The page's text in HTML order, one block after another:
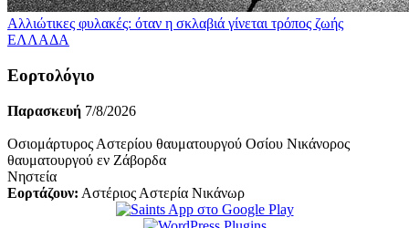
Αλλιώτικες φυλακές: όταν η σκλαβιά γίνεται τρόπος ζωής
ΕΛΛΑΔΑ
Εορτολόγιο
Παρασκευή 7/8/2026
Οσιομάρτυρος Αστερίου θαυματουργού Οσίου Νικάνορος
θαυματουργού εν Ζάβορδα
Νηστεία
Εορτάζουν: Αστέριος Αστερία Νικάνωρ